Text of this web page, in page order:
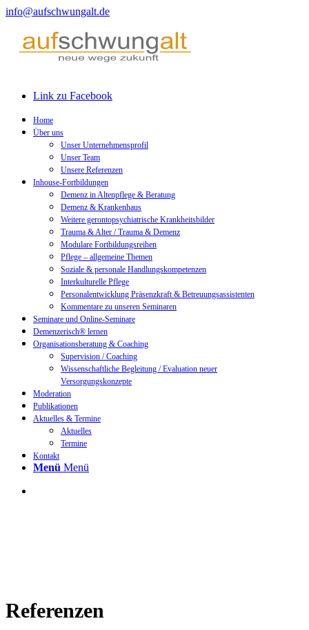
info@aufschwungalt.de
Link zu Facebook
Home
Über uns
Unser Unternehmensprofil
Unser Team
Unsere Referenzen
Inhouse-Fortbildungen
Demenz in Altenpflege & Beratung
Demenz & Krankenhaus
Weitere gerontopsychiatrische Krankheitsbilder
Trauma & Alter / Trauma & Demenz
Modulare Fortbildungsreihen
Pflege – allgemeine Themen
Soziale & personale Handlungskompetenzen
Interkulturelle Pflege
Personalentwicklung Präsenzkraft & Betreuungsassistenten
Kommentare zu unseren Seminaren
Seminare und Online-Seminare
Demenzerisch® lernen
Organisationsberatung & Coaching
Supervision / Coaching
Wissenschaftliche Begleitung / Evaluation neuer
Versorgungskonzepte
Moderation
Publikationen
Aktuelles & Termine
Aktuelles
Termine
Kontakt
Menü Menü
Referenzen